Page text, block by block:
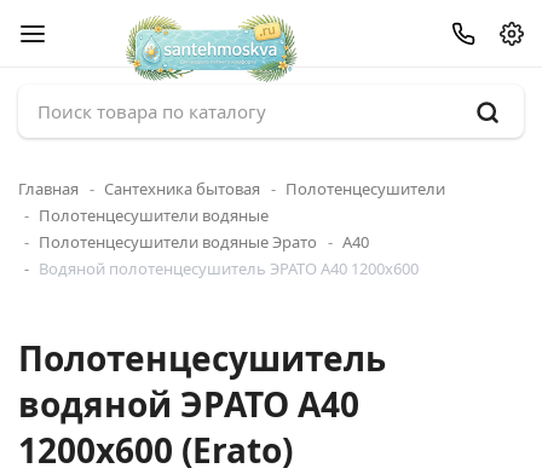
Главная Сантехника бытовая
Полотенцесушители
Полотенцесушители водяные
Полотенцесушители водяные Эрато
А40
Водяной полотенцесушитель ЭРАТО А40 1200x600
Полотенцесушитель
водяной ЭРАТО А40
1200x600 (Erato)